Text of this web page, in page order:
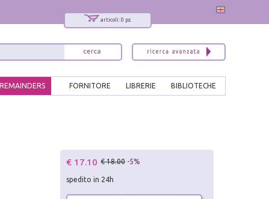
articoli: 0 pz.
BIBLIOTECHE
LIBRERIE
FORNITORE
REMAINDERS
€ 17.10 € 18.00 -5%
spedito in 24h